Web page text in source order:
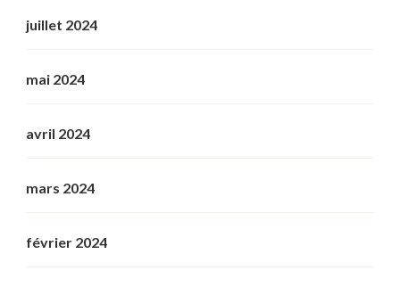
juillet 2024
mai 2024
avril 2024
mars 2024
février 2024